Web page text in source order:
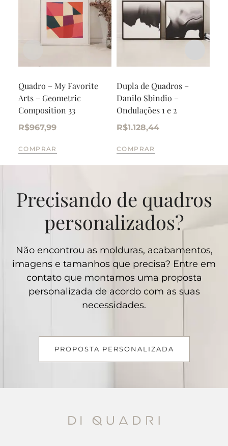
Quadro – My Favorite
Arts – Geometric
Composition 33
R$967,99
COMPRAR
Dupla de Quadros –
Danilo Sbindio –
Ondulações 1 e 2
R$1.128,44
COMPRAR
Precisando de quadros
personalizados?
Não encontrou as molduras, acabamentos,
imagens e tamanhos que precisa? Entre em
contato que montamos uma proposta
personalizada de acordo com as suas
necessidades.
PROPOSTA PERSONALIZADA